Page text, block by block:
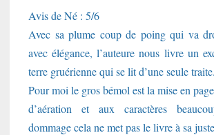
Avis de Né : 5/6
Avec sa plume coup de poing qui va
avec élégance, l’auteure nous livre un
terre gruérienne qui se lit d’une seule traite.
Pour moi le gros bémol est la mise en
d’aération et aux caractères
dommage cela ne met pas le livre à sa